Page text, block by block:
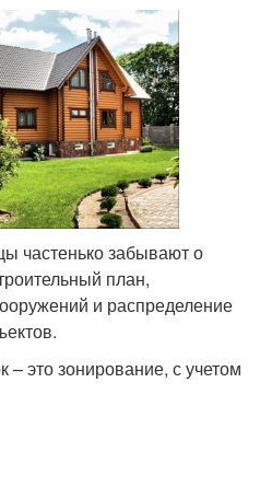
частенько забывают о
план,
и распределение
– это зонирование, с учетом